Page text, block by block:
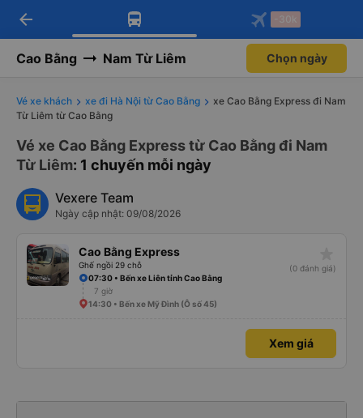
Tải app Vexere ngay!
Nhận ưu đãi thành viên độc
Mở app
Tải app Vexere
-30k/ghế khi đặt vé máy bay qua
Mở app
arrow_back -30k
Cao Bằng Nam Từ Liêm Chọn ngày
Vé xe khách xe đi Hà Nội từ Cao Bằng
xe Cao Bằng Express đi Nam
Từ Liêm từ Cao Bằng
Vé xe Cao Bằng Express từ Cao Bằng đi Nam
Từ Liêm: 1 chuyến mỗi ngày
Vexere Team
Ngày cập nhật: 09/08/2026
Cao Bằng Express
Ghế ngồi 29 chỗ
(0 đánh giá)
07:30 • Bến xe Liên tỉnh Cao Bằng
7 giờ
14:30 • Bến xe Mỹ Đình (Ô số 45)
Xem giá